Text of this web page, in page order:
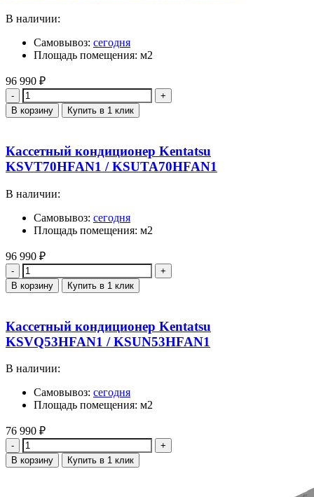
В наличии:
Самовывоз: сегодня
Площадь помещения: м2
96 990 ₽
Количество
В корзину Купить в 1 клик
Кассетный кондиционер Kentatsu
KSVT70HFAN1 / KSUTA70HFAN1
В наличии:
Самовывоз: сегодня
Площадь помещения: м2
96 990 ₽
Количество
В корзину Купить в 1 клик
Кассетный кондиционер Kentatsu
KSVQ53HFAN1 / KSUN53HFAN1
В наличии:
Самовывоз: сегодня
Площадь помещения: м2
76 990 ₽
Количество
В корзину Купить в 1 клик